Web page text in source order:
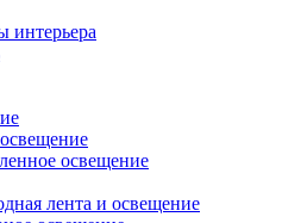
интерьера
освещение
лента и освещение